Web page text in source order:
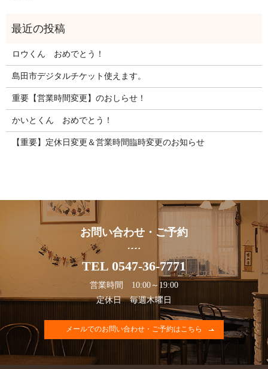
ロウくん おめでとう！
島田市デジタルチケット使えます。
重要【営業時間変更】のおしらせ！
かいとくん おめでとう！
【重要】定休日変更＆営業時間臨時変更のお知らせ
お問い合わせ・ご予約
TEL 0547-36-7771
営業時間 10:00～19:00
定休日 毎週木曜日
メールでのお問い合わせ・ご予約はこちら